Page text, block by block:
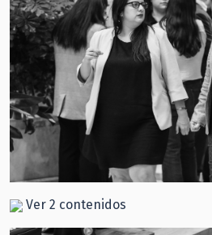
Ver 2 contenidos